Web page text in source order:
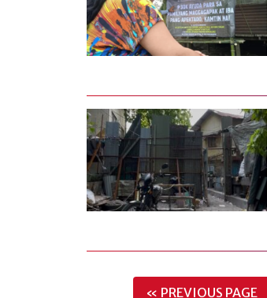
« PREVIOUS PAGE